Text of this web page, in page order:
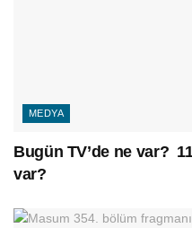
MEDYA
Bugün TV’de ne var?
var?